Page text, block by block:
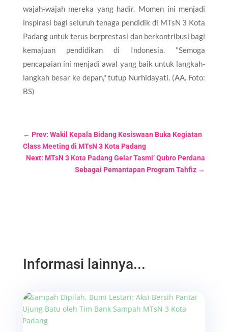
wajah-wajah mereka yang hadir. Momen ini menjadi
inspirasi bagi seluruh tenaga pendidik di MTsN 3 Kota
Padang untuk terus berprestasi dan berkontribusi bagi
kemajuan pendidikan di Indonesia. "Semoga
pencapaian ini menjadi awal yang baik untuk langkah-
langkah besar ke depan," tutup Nurhidayati. (AA. Foto:
BS)
← Prev: Wakil Kepala Bidang Kesiswaan Buka Kegiatan
Class Meeting di MTsN 3 Kota Padang
Next: MTsN 3 Kota Padang Gelar Tasmi’ Qubro Perdana
Sebagai Pemantapan Program Tahfiz →
Informasi lainnya...